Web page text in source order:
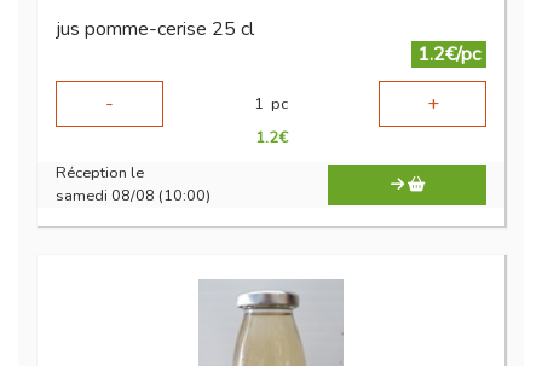
jus pomme-cerise 25 cl
1.2€/pc
-
1 pc +
1.2€
Réception le
samedi 08/08 (10:00)